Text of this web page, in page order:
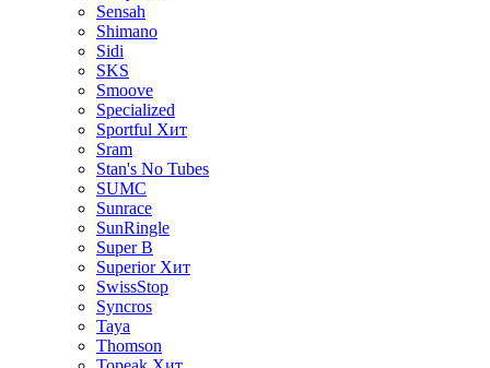
Sensah
Shimano
Sidi
SKS
Smoove
Specialized
Sportful Хит
Sram
Stan's No Tubes
SUMC
Sunrace
SunRingle
Super B
Superior Хит
SwissStop
Syncros
Taya
Thomson